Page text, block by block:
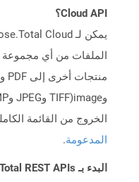
Cloud API؟
الملفات من أي مجموعة
الخروج من القائمة
المدعومة.